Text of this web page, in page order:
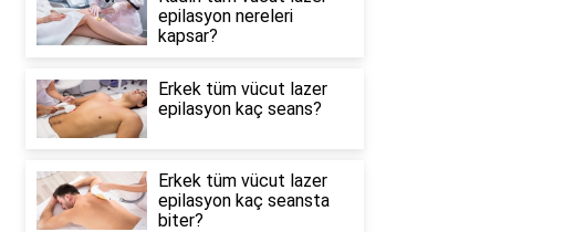
epilasyon nereleri
kapsar?
Erkek tüm vücut lazer
epilasyon kaç seans?
Erkek tüm vücut lazer
epilasyon kaç seansta
biter?